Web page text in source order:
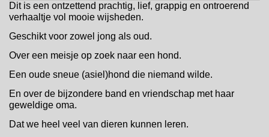
Dit is een ontzettend prachtig, lief, grappig en ontroerend
verhaaltje vol mooie wijsheden.
Geschikt voor zowel jong als oud.
Over een meisje op zoek naar een hond.
Een oude sneue (asiel)hond die niemand wilde.
En over de bijzondere band en vriendschap met haar
geweldige oma.
Dat we heel veel van dieren kunnen leren.